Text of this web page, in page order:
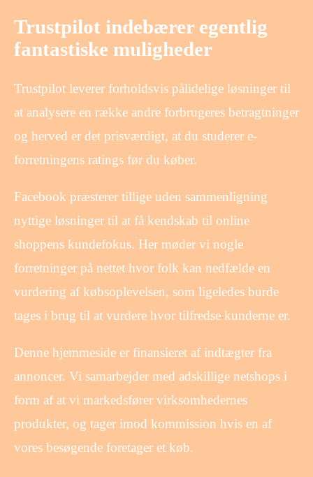
Trustpilot indebærer egentlig
fantastiske muligheder
Trustpilot leverer forholdsvis pålidelige løsninger til
at analysere en række andre forbrugeres betragtninger
og herved er det prisværdigt, at du studerer e-
forretningens ratings før du køber.
Facebook præsterer tillige uden sammenligning
nyttige løsninger til at få kendskab til online
shoppens kundefokus. Her møder vi nogle
forretninger på nettet hvor folk kan nedfælde en
vurdering af købsoplevelsen, som ligeledes burde
tages i brug til at vurdere hvor tilfredse kunderne er.
Denne hjemmeside er finansieret af indtægter fra
annoncer. Vi samarbejder med adskillige netshops i
form af at vi markedsfører virksomhedernes
produkter, og tager imod kommission hvis en af
vores besøgende foretager et køb.